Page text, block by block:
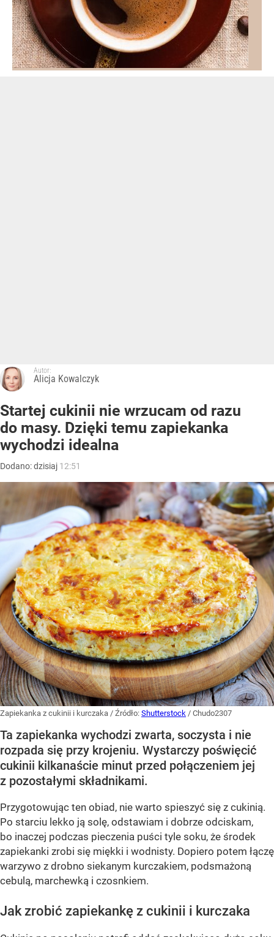
Autor:
Alicja Kowalczyk
Startej cukinii nie wrzucam od razu
do masy. Dzięki temu zapiekanka
wychodzi idealna
Dodano:dzisiaj 12:51
Zapiekanka z cukinii i kurczaka / Źródło: Shutterstock / Chudo2307
Ta zapiekanka wychodzi zwarta, soczysta i nie
rozpada się przy krojeniu. Wystarczy poświęcić
cukinii kilkanaście minut przed połączeniem jej
z pozostałymi składnikami.
Przygotowując ten obiad, nie warto spieszyć się z cukinią.
Po starciu lekko ją solę, odstawiam i dobrze odciskam,
bo inaczej podczas pieczenia puści tyle soku, że środek
zapiekanki zrobi się miękki i wodnisty. Dopiero potem łączę
warzywo z drobno siekanym kurczakiem, podsmażoną
cebulą, marchewką i czosnkiem.
Jak zrobić zapiekankę z cukinii i kurczaka